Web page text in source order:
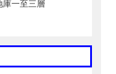
庫一至三層